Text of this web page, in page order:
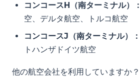
コンコースH（南ターミナル）：
空、デルタ航空、トルコ航空
コンコースJ（南ターミナル）：
トハンザドイツ航空
他の航空会社を利用していますか